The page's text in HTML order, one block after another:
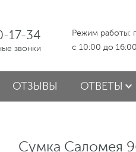
17-34
звонки
Режим работы:
с 10:00 до
ОТЗЫВЫ ОТВЕТЫ
Сумка Саломея